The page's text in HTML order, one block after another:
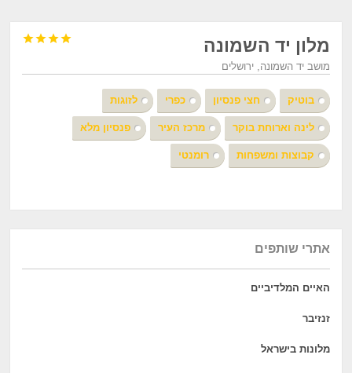
מלון יד השמונה 



מושב יד השמונה, ירושלים
בוטיק חצי פנסיון כפרי לזוגות
לינה וארוחת בוקר מרכז העיר פנסיון מלא
קבוצות ומשפחות רומנטי
אתרי שותפים
האיים המלדיביים
זנזיבר
מלונות בישראל